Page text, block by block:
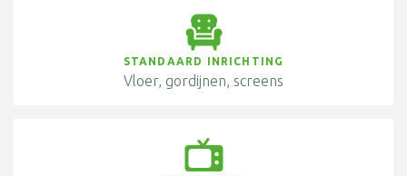
STANDAARD INRICHTING
Vloer, gordijnen, screens